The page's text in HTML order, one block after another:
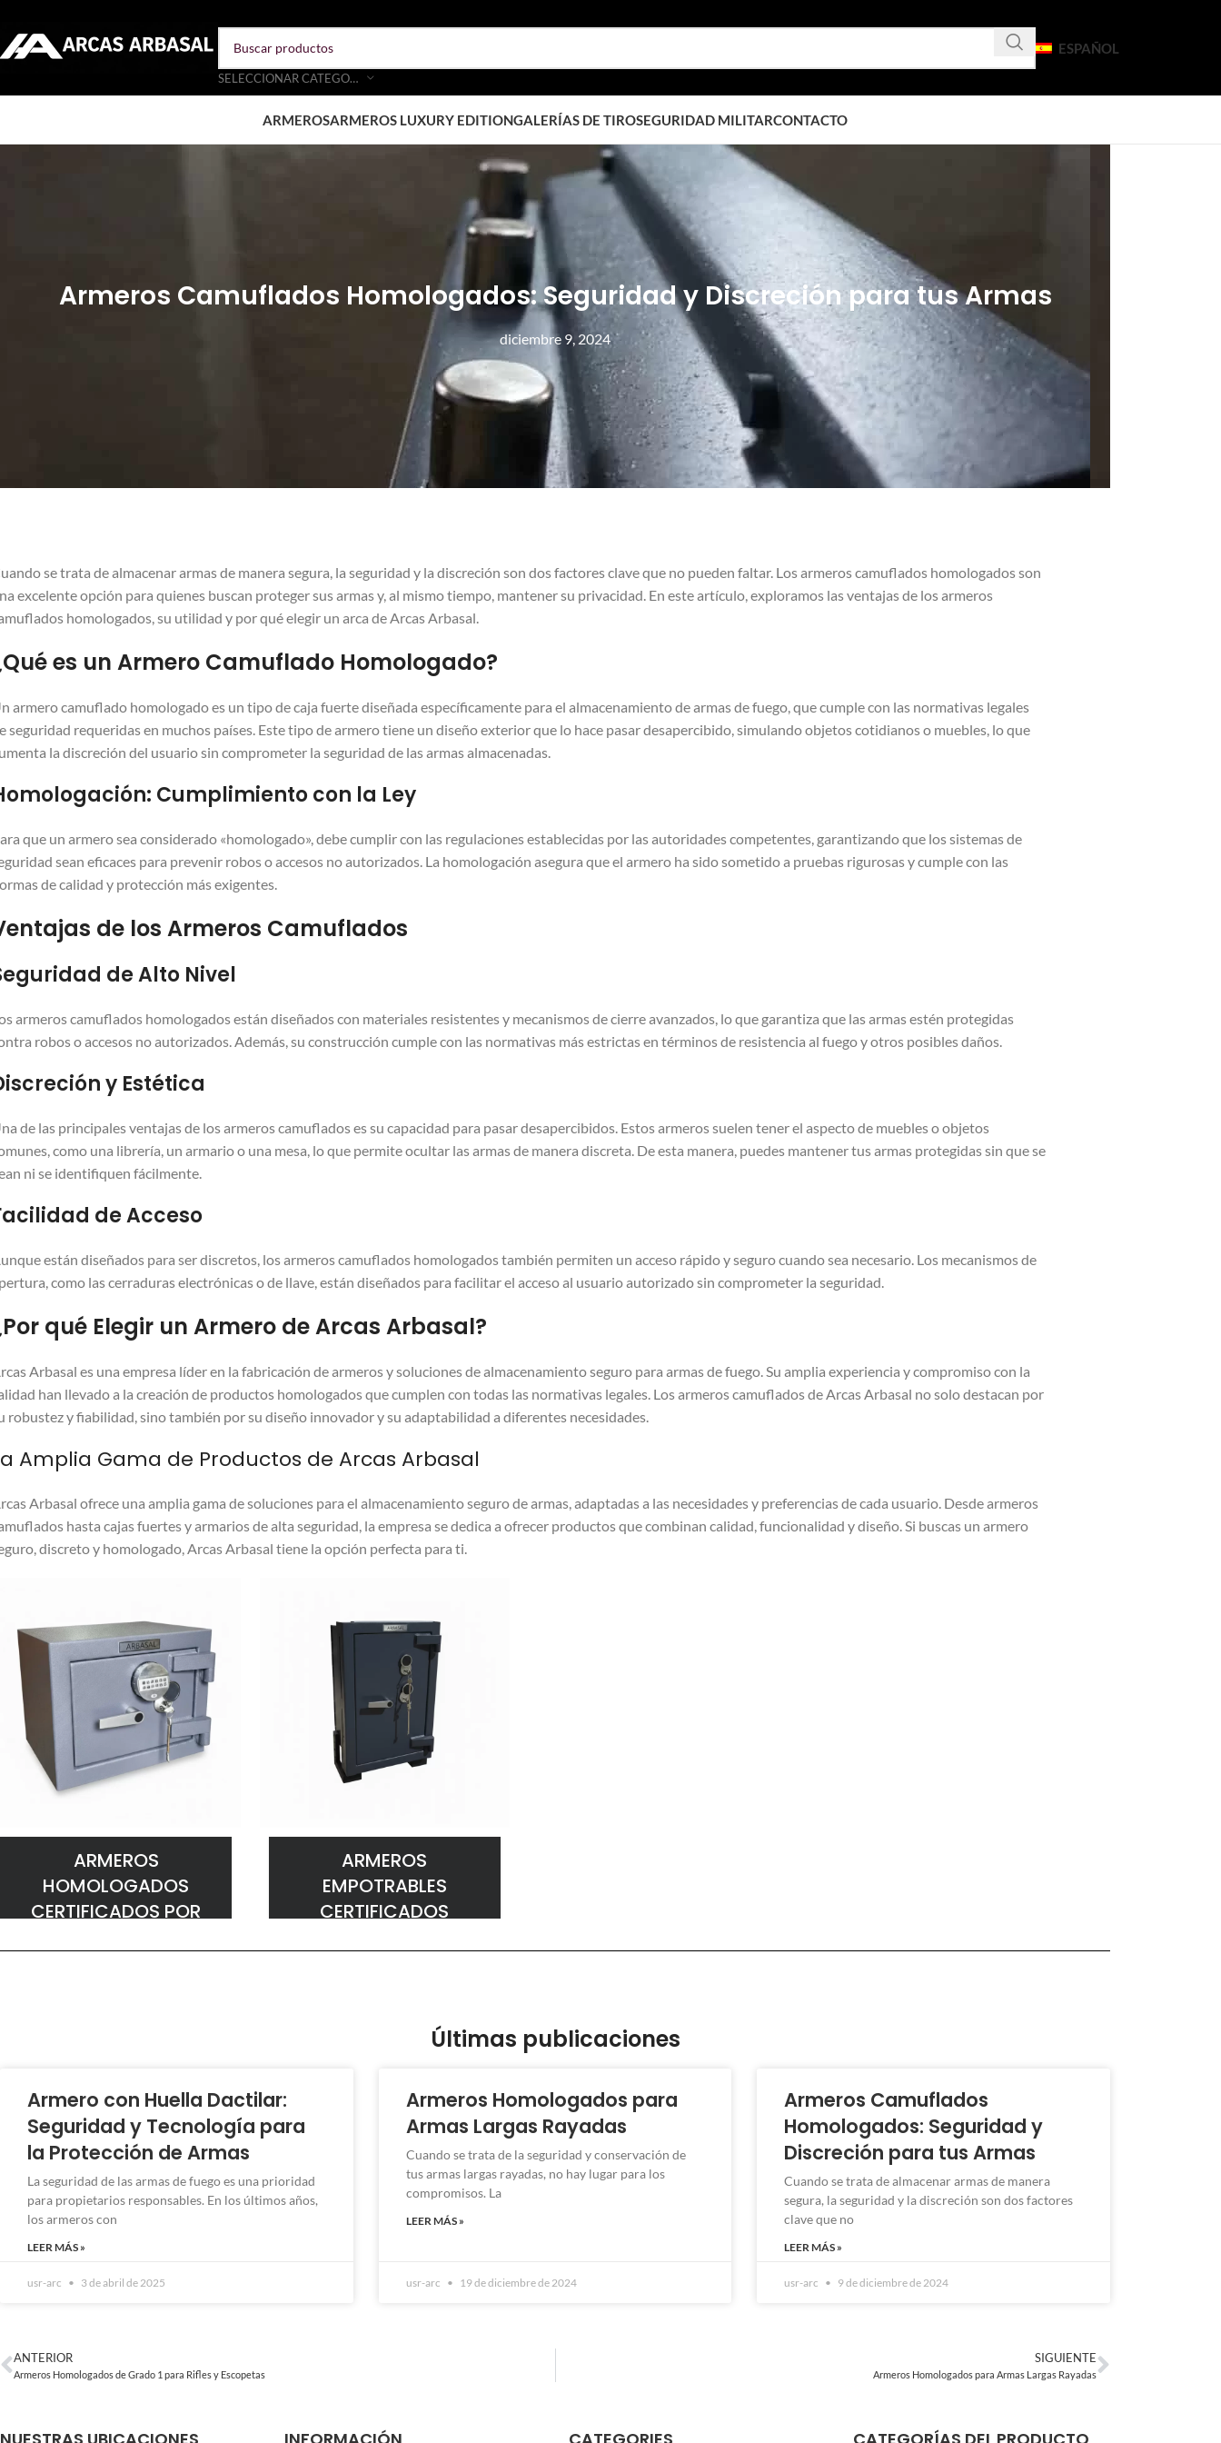
SELECCIONAR CATEGORÍA
ESPAÑOL
ARMEROSARMEROS LUXURY EDITIONGALERÍAS DE TIROSEGURIDAD MILITARCONTACTO
Armeros Camuflados Homologados: Seguridad y Discreción para tus Armas
diciembre 9, 2024
se trata de almacenar armas de manera segura, la seguridad y la discreción son dos factores clave que no pueden faltar. Los armeros camuflados homologados son
excelente opción para quienes buscan proteger sus armas y, al mismo tiempo, mantener su privacidad. En este artículo, exploramos las ventajas de los armeros
homologados, su utilidad y por qué elegir un arca de Arcas Arbasal.
es un Armero Camuflado Homologado?
armero camuflado homologado es un tipo de caja fuerte diseñada específicamente para el almacenamiento de armas de fuego, que cumple con las normativas legales
seguridad requeridas en muchos países. Este tipo de armero tiene un diseño exterior que lo hace pasar desapercibido, simulando objetos cotidianos o muebles, lo que
la discreción del usuario sin comprometer la seguridad de las armas almacenadas.
Cumplimiento con la Ley
que un armero sea considerado «homologado», debe cumplir con las regulaciones establecidas por las autoridades competentes, garantizando que los sistemas de
sean eficaces para prevenir robos o accesos no autorizados. La homologación asegura que el armero ha sido sometido a pruebas rigurosas y cumple con las
de calidad y protección más exigentes.
de los Armeros Camuflados
de Alto Nivel
armeros camuflados homologados están diseñados con materiales resistentes y mecanismos de cierre avanzados, lo que garantiza que las armas estén protegidas
robos o accesos no autorizados. Además, su construcción cumple con las normativas más estrictas en términos de resistencia al fuego y otros posibles daños.
y Estética
de las principales ventajas de los armeros camuflados es su capacidad para pasar desapercibidos. Estos armeros suelen tener el aspecto de muebles o objetos
como una librería, un armario o una mesa, lo que permite ocultar las armas de manera discreta. De esta manera, puedes mantener tus armas protegidas sin que se
ni se identifiquen fácilmente.
de Acceso
están diseñados para ser discretos, los armeros camuflados homologados también permiten un acceso rápido y seguro cuando sea necesario. Los mecanismos de
como las cerraduras electrónicas o de llave, están diseñados para facilitar el acceso al usuario autorizado sin comprometer la seguridad.
qué Elegir un Armero de Arcas Arbasal?
Arbasal es una empresa líder en la fabricación de armeros y soluciones de almacenamiento seguro para armas de fuego. Su amplia experiencia y compromiso con la
han llevado a la creación de productos homologados que cumplen con todas las normativas legales. Los armeros camuflados de Arcas Arbasal no solo destacan por
robustez y fiabilidad, sino también por su diseño innovador y su adaptabilidad a diferentes necesidades.
Amplia Gama de Productos de Arcas Arbasal
Arbasal ofrece una amplia gama de soluciones para el almacenamiento seguro de armas, adaptadas a las necesidades y preferencias de cada usuario. Desde armeros
hasta cajas fuertes y armarios de alta seguridad, la empresa se dedica a ofrecer productos que combinan calidad, funcionalidad y diseño. Si buscas un armero
discreto y homologado, Arcas Arbasal tiene la opción perfecta para ti.
ARMEROS
HOMOLOGADOS
CERTIFICADOS POR
ARMEROS
EMPOTRABLES
CERTIFICADOS
Últimas publicaciones
Armero con Huella Dactilar:
Seguridad y Tecnología para
la Protección de Armas
La seguridad de las armas de fuego es una prioridad
para propietarios responsables. En los últimos años,
los armeros con
LEER MÁS »
usr-arc 3 de abril de 2025
Armeros Homologados para
Armas Largas Rayadas
Cuando se trata de la seguridad y conservación de
tus armas largas rayadas, no hay lugar para los
compromisos. La
LEER MÁS »
usr-arc 19 de diciembre de 2024
Armeros Camuflados
Homologados: Seguridad y
Discreción para tus Armas
Cuando se trata de almacenar armas de manera
segura, la seguridad y la discreción son dos factores
clave que no
LEER MÁS »
usr-arc 9 de diciembre de 2024
ANTERIOR
Armeros Homologados de Grado 1 para Rifles y Escopetas
SIGUIENTE
Armeros Homologados para Armas Largas Rayadas